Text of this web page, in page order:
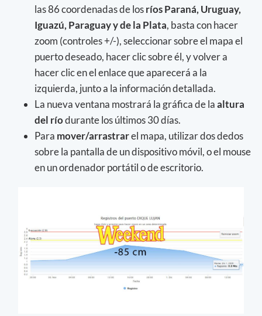
las 86 coordenadas de losríos Paraná, Uruguay,
Iguazú, Paraguay y de la Plata, basta con hacer
zoom (controles +/-), seleccionar sobre el mapa el
puerto deseado, hacer clic sobre él, y volver a
hacer clic en el enlace que aparecerá a la
izquierda, junto a la información detallada.
La nueva ventana mostrará la gráfica de laaltura
del ríodurante los últimos 30 días.
Para mover/arrastrarel mapa, utilizar dos dedos
sobre la pantalla de un dispositivo móvil, o el mouse
en un ordenador portátil o de escritorio.